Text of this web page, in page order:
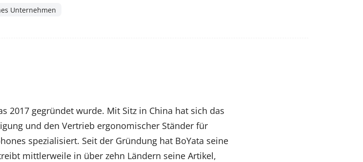
Unternehmen
2017 gegründet wurde. Mit Sitz in China hat sich das
und den Vertrieb ergonomischer Ständer für
spezialisiert. Seit der Gründung hat BoYata seine
mittlerweile in über zehn Ländern seine Artikel,